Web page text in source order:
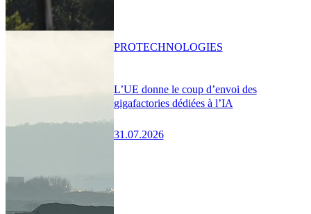
L’UE donne le coup d’envoi des
gigafactories dédiées à l’IA
31.07.2026
PROTECHNOLOGIES